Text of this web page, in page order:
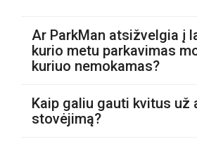
Ar ParkMan atsižvelgia į
kurio metu parkavimas
kuriuo nemokamas?
Kaip galiu gauti kvitus už
stovėjimą?